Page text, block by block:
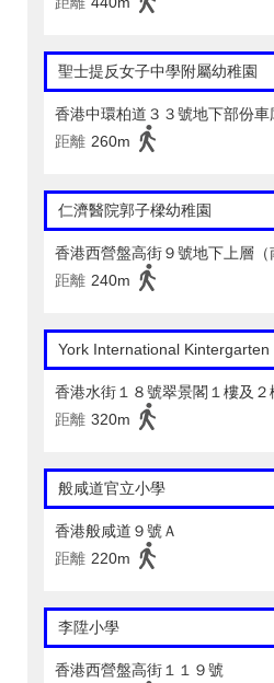
聖士提反女子中學附屬幼稚園
香港中環柏道３３號地下部份車
距離 260m
仁濟醫院郭子樑幼稚園
香港西營盤高街９號地下上層（
距離 240m
York International Kintergarten
香港水街１８號翠景閣１樓及２
距離 320m
般咸道官立小學
香港般咸道９號Ａ
距離 220m
李陞小學
香港西營盤高街１１９號